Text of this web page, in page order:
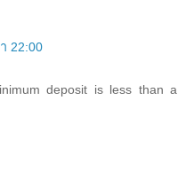
22:00
deposit is less than a